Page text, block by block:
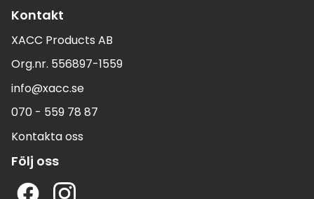
Kontakt
XACC Products AB
Org.nr. 556897-1559
info@xacc.se
070 - 559 78 87
Kontakta oss
Följ oss